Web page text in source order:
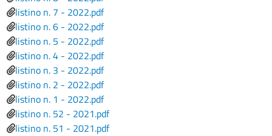
File
listino n. 7 - 2022.pdf
File
listino n. 6 - 2022.pdf
File
listino n. 5 - 2022.pdf
File
listino n. 4 - 2022.pdf
File
listino n. 3 - 2022.pdf
File
listino n. 2 - 2022.pdf
File
listino n. 1 - 2022.pdf
File
listino n. 52 - 2021.pdf
File
listino n. 51 - 2021.pdf